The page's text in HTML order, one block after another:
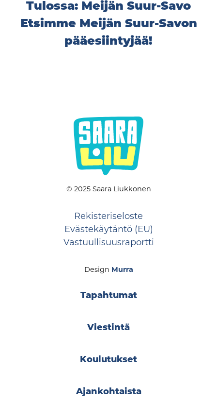
Tulossa: Meijän Suur-Savo
Etsimme Meijän Suur-Savon
pääesiintyjää!
© 2025 Saara Liukkonen
Rekisteriseloste
Evästekäytäntö (EU)
Vastuullisuusraportti
Design Murra
Tapahtumat
Viestintä
Koulutukset
Ajankohtaista